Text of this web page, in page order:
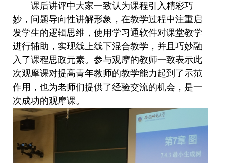
课后讲评中大家一致认为课程引入精彩巧
妙，问题导向性讲解形象，在教学过程中注重启
发学生的逻辑思维，使用学习通软件对课堂教学
进行辅助，实现线上线下混合教学，并且巧妙融
入了课程思政元素。参与观摩的教师一致表示此
次观摩课对提高青年教师的教学能力起到了示范
作用，也为老师们提供了经验交流的机会，是一
次成功的观摩课。